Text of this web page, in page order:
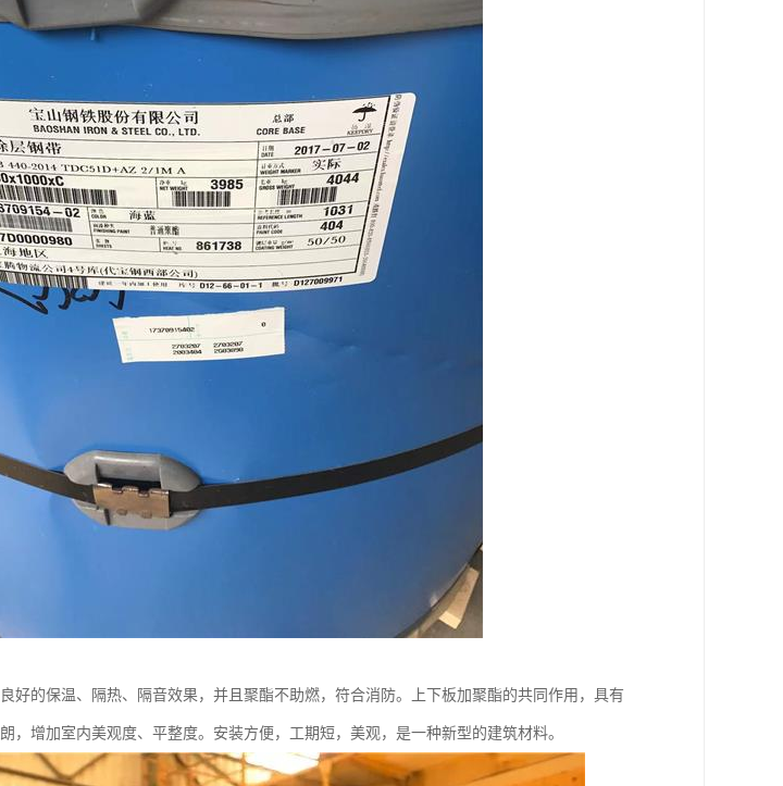
好的保温、隔热、隔音效果，并且聚酯不助燃，符合消防。上下板加聚酯的共同作用，具有
，增加室内美观度、平整度。安装方便，工期短，美观，是一种新型的建筑材料。